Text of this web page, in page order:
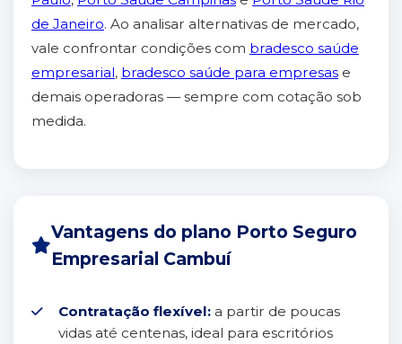
de Janeiro. Ao analisar alternativas de mercado,
vale confrontar condições com bradesco saúde
empresarial, bradesco saúde para empresas e
demais operadoras — sempre com cotação sob
medida.
Vantagens do plano Porto Seguro
Empresarial Cambuí
Contratação flexível: a partir de poucas
vidas até centenas, ideal para escritórios